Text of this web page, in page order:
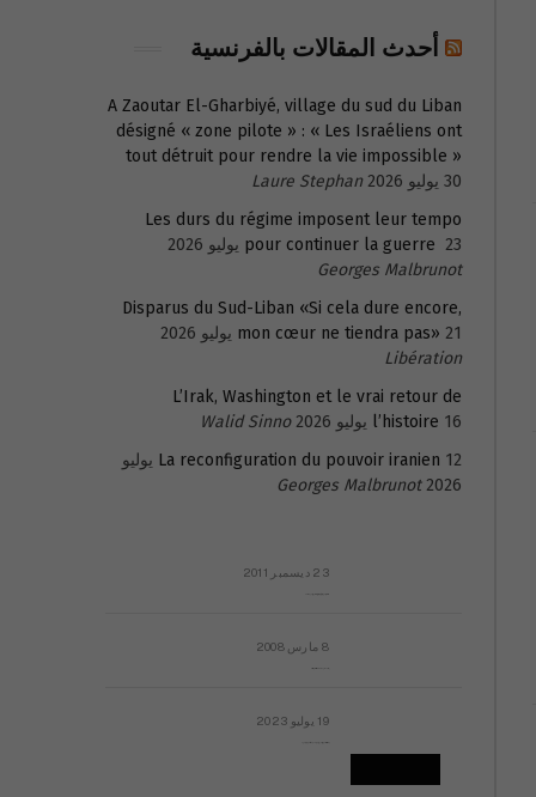
أحدث المقالات بالفرنسية
A Zaoutar El-Gharbiyé, village du sud du Liban
désigné « zone pilote » : « Les Israéliens ont
tout détruit pour rendre la vie impossible »
30 يوليو 2026
Laure Stephan
Les durs du régime imposent leur tempo
pour continuer la guerre 23 يوليو 2026
Georges Malbrunot
Disparus du Sud-Liban «Si cela dure encore,
mon cœur ne tiendra pas» 21 يوليو 2026
Libération
L’Irak, Washington et le vrai retour de
l’histoire 16 يوليو 2026
Walid Sinno
La reconfiguration du pouvoir iranien 12 يوليو
2026
Georges Malbrunot
23 ديسمبر 2011
8 مارس 2008
19 يوليو 2023